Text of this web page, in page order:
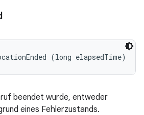
(long elapsedTime)
beendet wurde, entweder
eines Fehlerzustands.